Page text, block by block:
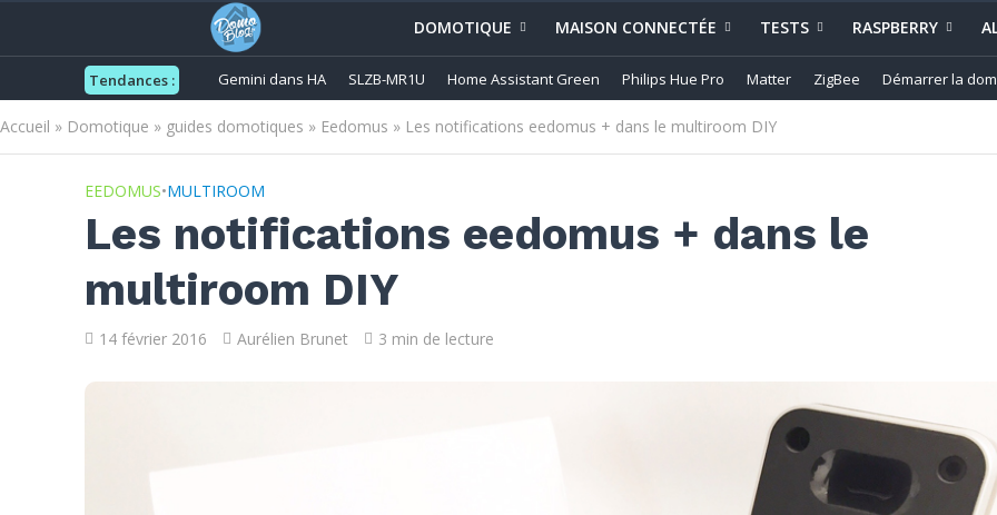
DOMOTIQUE MAISON CONNECTÉE TESTS RASPBERRY
Tendances : Gemini dans HA SLZB-MR1U Home Assistant Green Philips Hue Pro Matter ZigBee Démarrer la
Accueil » Domotique » guides domotiques » Eedomus » Les notifications eedomus + dans le multiroom DIY
EEDOMUS•MULTIROOM
Les notifications eedomus + dans le
multiroom DIY
14 février 2016 Aurélien Brunet 3 min de lecture